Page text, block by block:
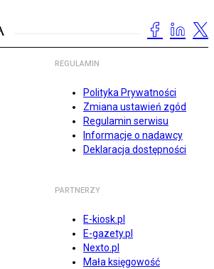
REGULAMIN
Polityka Prywatności
Zmiana ustawień zgód
Regulamin serwisu
Informacje o nadawcy
Deklaracja dostępności
PARTNERZY
E-kiosk.pl
E-gazety.pl
Nexto.pl
Mała księgowość